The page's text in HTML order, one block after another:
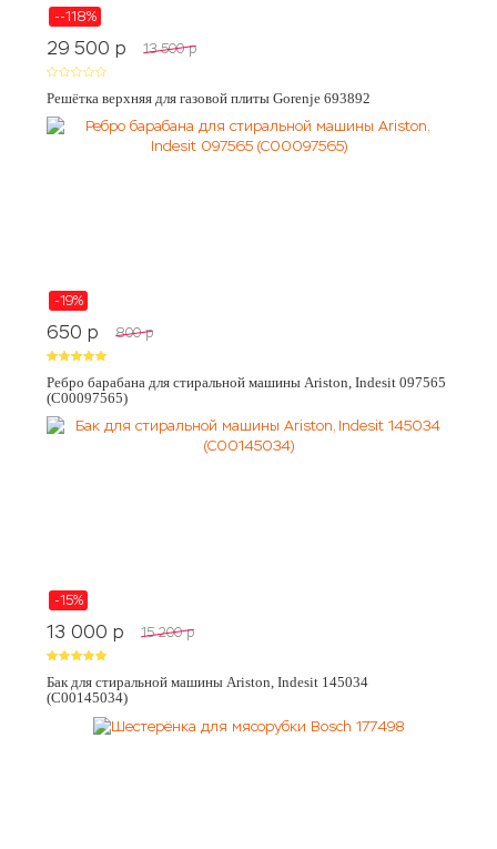
--118%
29 500 p 13 500 p
Решётка верхняя для газовой плиты Gorenje 693892
-19%
650 p 800 p
Ребро барабана для стиральной машины Ariston, Indesit 097565
(C00097565)
-15%
13 000 p 15 200 p
Бак для стиральной машины Ariston, Indesit 145034
(C00145034)